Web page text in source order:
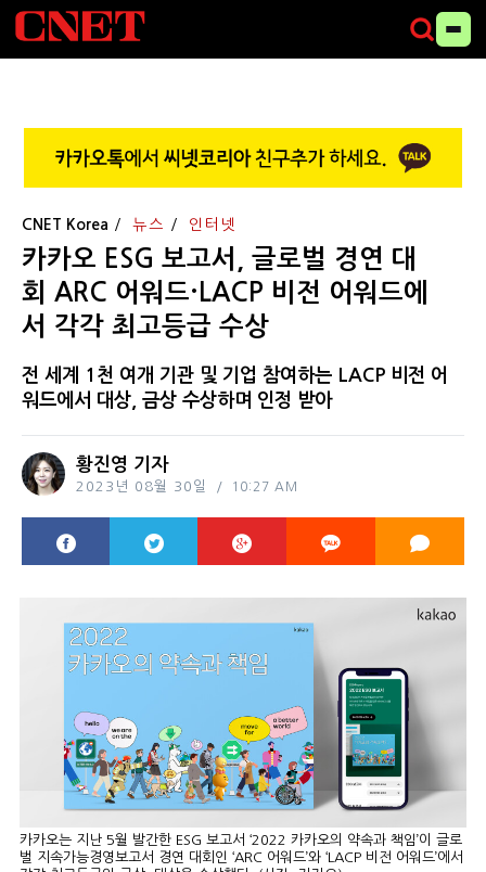
CNET Korea 뉴스 인터넷
카카오 ESG 보고서, 글로벌 경연 대
회 ARC 어워드·LACP 비전 어워드에
서 각각 최고등급 수상
전 세계 1천 여개 기관 및 기업 참여하는 LACP 비전 어
워드에서 대상, 금상 수상하며 인정 받아
황진영 기자
2023년 08월 30일 10:27 AM
카카오는 지난 5월 발간한 ESG 보고서 ‘2022 카카오의 약속과 책임’이 글로
벌 지속가능경영보고서 경연 대회인 ‘ARC 어워드’와 ‘LACP 비전 어워드’에서